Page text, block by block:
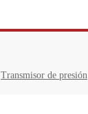
Transmisor de presión